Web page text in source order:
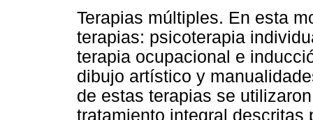
Terapias múltiples. En esta
terapias: psicoterapia
terapia ocupacional e
dibujo artístico y
de estas terapias se
tratamiento integral descritas